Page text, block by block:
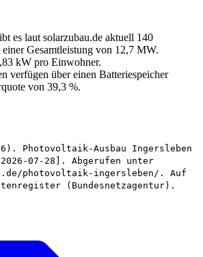
es laut solarzubau.de aktuell 140
Gesamtleistung von 12,7 MW.
kW pro Einwohner.
verfügen über einen Batteriespeicher
von 39,3 %.
Photovoltaik-Ausbau Ingersleben
07-28]. Abgerufen unter
photovoltaik-ingersleben/. Auf
(Bundesnetzagentur).